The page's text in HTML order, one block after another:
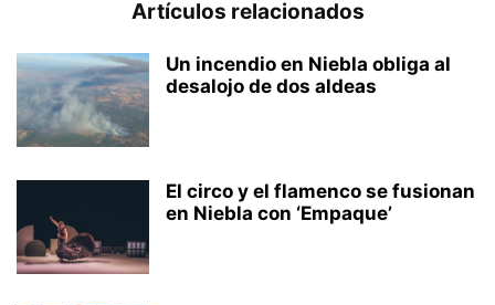
Artículos relacionados
Un incendio en Niebla obliga al
desalojo de dos aldeas
El circo y el flamenco se fusionan
en Niebla con ‘Empaque’